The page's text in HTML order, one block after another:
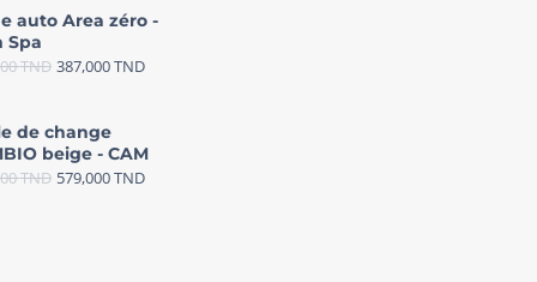
auto Area zéro -
Spa
TND 387,000TND
de change
beige - CAM
TND 579,000TND